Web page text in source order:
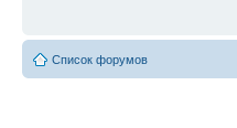
Список форумов